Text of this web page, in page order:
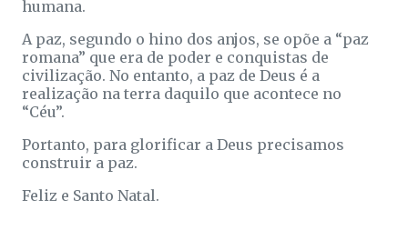
humana.
A paz, segundo o hino dos anjos, se opõe a “paz
romana” que era de poder e conquistas de
civilização. No entanto, a paz de Deus é a
realização na terra daquilo que acontece no
“Céu”.
Portanto, para glorificar a Deus precisamos
construir a paz.
Feliz e Santo Natal.